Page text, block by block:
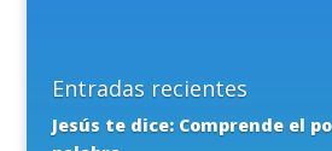
Entradas recientes
Jesús te dice: Comprende el